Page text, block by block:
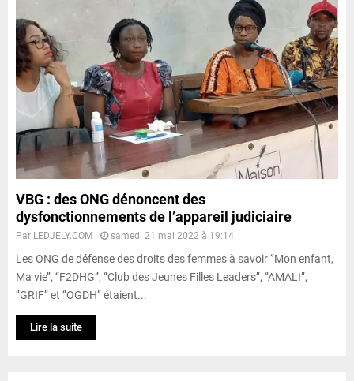
VBG : des ONG dénoncent des
dysfonctionnements de l’appareil judiciaire
Par LEDJELY.COM samedi 21 mai 2022 à 19:14
Les ONG de défense des droits des femmes à savoir ‘’Mon enfant,
Ma vie’’, ‘’F2DHG’’, ‘’Club des Jeunes Filles Leaders’’, ‘’AMALI’’,
‘’GRIF’’ et ‘’OGDH’’ étaient...
Lire la suite